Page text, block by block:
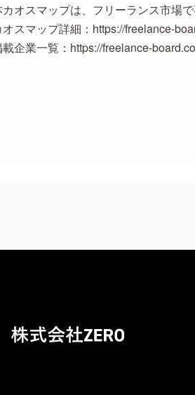
オスマップは、フリーランス市場
オスマップ詳細： https://freelance-
企業一覧： https://freelance-